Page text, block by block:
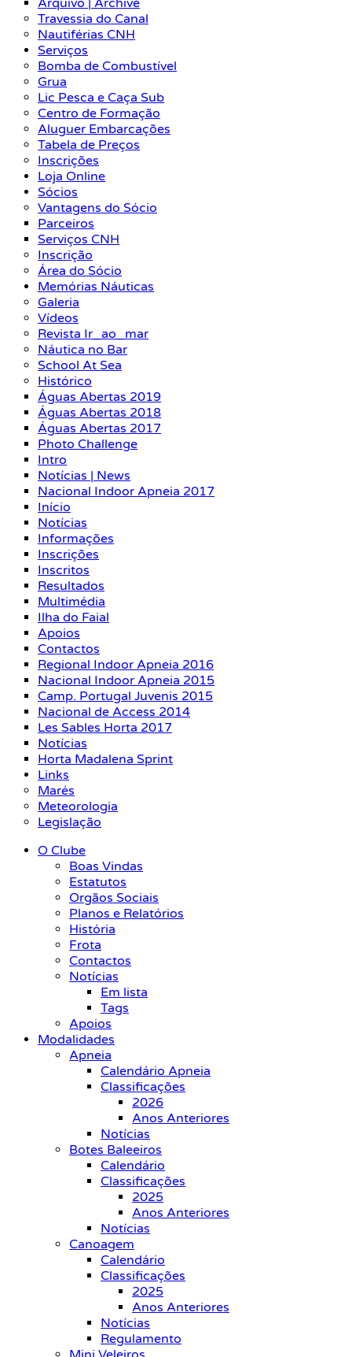
Arquivo | Archive
Travessia do Canal
Nautiférias CNH
Serviços
Bomba de Combustível
Grua
Lic Pesca e Caça Sub
Centro de Formação
Aluguer Embarcações
Tabela de Preços
Inscrições
Loja Online
Sócios
Vantagens do Sócio
Parceiros
Serviços CNH
Inscrição
Área do Sócio
Memórias Náuticas
Galeria
Vídeos
Revista Ir_ao_mar
Náutica no Bar
School At Sea
Histórico
Águas Abertas 2019
Águas Abertas 2018
Águas Abertas 2017
Photo Challenge
Intro
Notícias | News
Nacional Indoor Apneia 2017
Início
Notícias
Informações
Inscrições
Inscritos
Resultados
Multimédia
Ilha do Faial
Apoios
Contactos
Regional Indoor Apneia 2016
Nacional Indoor Apneia 2015
Camp. Portugal Juvenis 2015
Nacional de Access 2014
Les Sables Horta 2017
Notícias
Horta Madalena Sprint
Links
Marés
Meteorologia
Legislação
O Clube
Boas Vindas
Estatutos
Orgãos Sociais
Planos e Relatórios
História
Frota
Contactos
Notícias
Em lista
Tags
Apoios
Modalidades
Apneia
Calendário Apneia
Classificações
2026
Anos Anteriores
Notícias
Botes Baleeiros
Calendário
Classificações
2025
Anos Anteriores
Notícias
Canoagem
Calendário
Classificações
2025
Anos Anteriores
Notícias
Regulamento